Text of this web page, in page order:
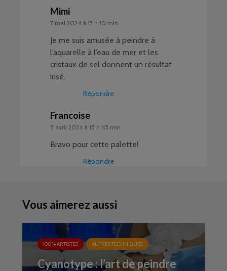
Mimi
7 mai 2024 à 17 h 10 min
Je me suis amusée à peindre à
l’aquarelle à l’eau de mer et les
cristaux de sel donnent un résultat
irisé.
Répondre
Francoise
5 avril 2024 à 15 h 45 min
Bravo pour cette palette!
Répondre
Vous aimerez aussi
100% ARTISTES AUTRES TECHNIQUES
Cyanotype : l’art de peindre